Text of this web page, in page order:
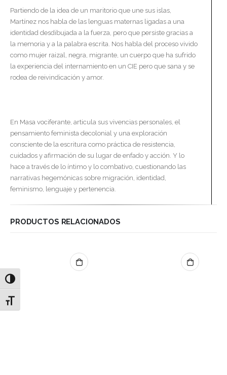
Alternar alto contraste
Alternar tamaño de letra
Partiendo de la idea de un maritorio que une sus islas,
Martínez nos habla de las lenguas maternas ligadas a una
identidad desdibujada a la fuerza, pero que persiste gracias a
la memoria y a la palabra escrita. Nos habla del proceso vivido
como mujer raizal, negra, migrante, un cuerpo que ha sufrido
la experiencia del internamiento en un CIE pero que sana y se
rodea de reivindicación y amor.
En Masa vociferante, articula sus vivencias personales, el
pensamiento feminista decolonial y una exploración
consciente de la escritura como práctica de resistencia,
cuidados y afirmación de su lugar de enfado y acción. Y lo
hace a través de lo íntimo y lo combativo, cuestionando las
narrativas hegemónicas sobre migración, identidad,
feminismo, lenguaje y pertenencia.
PRODUCTOS RELACIONADOS